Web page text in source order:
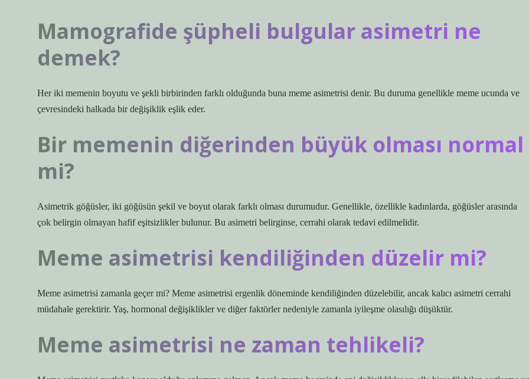
Mamografide şüpheli bulgular asimetri ne
demek?
Her iki memenin boyutu ve şekli birbirinden farklı olduğunda buna meme asimetrisi denir. Bu duruma genellikle meme ucunda ve
çevresindeki halkada bir değişiklik eşlik eder.
Bir memenin diğerinden büyük olması normal
mi?
Asimetrik göğüsler, iki göğüsün şekil ve boyut olarak farklı olması durumudur. Genellikle, özellikle kadınlarda, göğüsler arasında
çok belirgin olmayan hafif eşitsizlikler bulunur. Bu asimetri belirginse, cerrahi olarak tedavi edilmelidir.
Meme asimetrisi kendiliğinden düzelir mi?
Meme asimetrisi zamanla geçer mi? Meme asimetrisi ergenlik döneminde kendiliğinden düzelebilir, ancak kalıcı asimetri cerrahi
müdahale gerektirir. Yaş, hormonal değişiklikler ve diğer faktörler nedeniyle zamanla iyileşme olasılığı düşüktür.
Meme asimetrisi ne zaman tehlikeli?